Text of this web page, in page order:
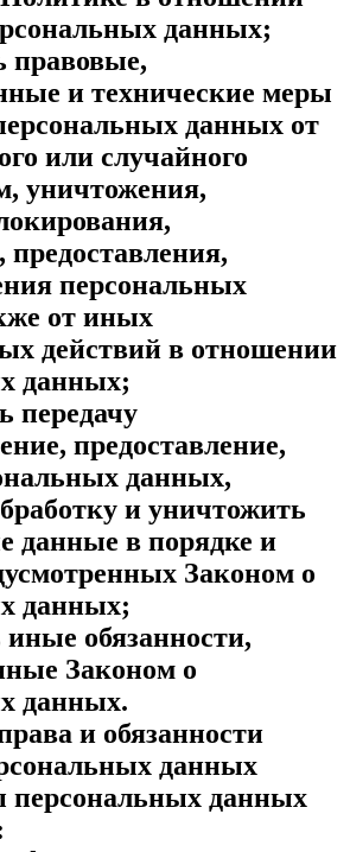
данных;
и технические меры
данных от
или случайного
уничтожения,
персональных
от иных
действий в отношении
данных;
передачу
предоставление,
данных,
и уничтожить
данные в порядке и
Законом о
данных;
обязанности,
Законом о
данных.
и обязанности
данных
персональных данных